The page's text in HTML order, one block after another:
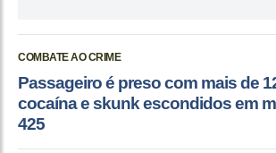
COMBATE AO CRIME
Passageiro é preso com mais de
cocaína e skunk escondidos em
425